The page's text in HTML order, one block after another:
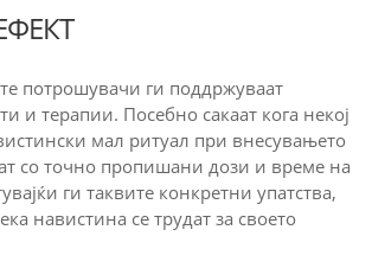
потрошувачи ги поддржуваат
и терапии. Посебно сакаат кога некој
мал ритуал при внесувањето
со точно пропишани дози и време на
ги таквите конкретни упатства,
навистина се трудат за своето